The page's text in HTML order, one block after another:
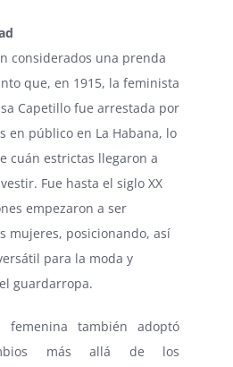
considerados una prenda
que, en 1915, la feminista
Capetillo fue arrestada por
en público en La Habana, lo
cuán estrictas llegaron a
Fue hasta el siglo XX
empezaron a ser
mujeres, posicionando, así
para la moda y
guardarropa.
femenina también adoptó
más allá de los